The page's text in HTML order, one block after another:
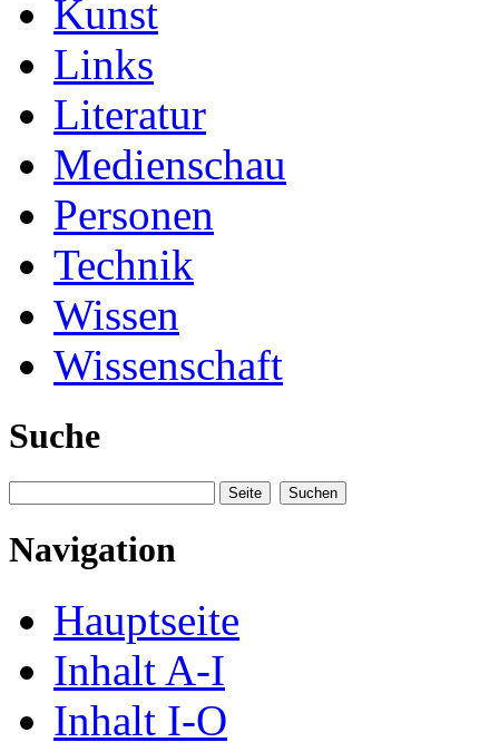
Kunst
Links
Literatur
Medienschau
Personen
Technik
Wissen
Wissenschaft
Suche
Navigation
Hauptseite
Inhalt A-I
Inhalt I-O